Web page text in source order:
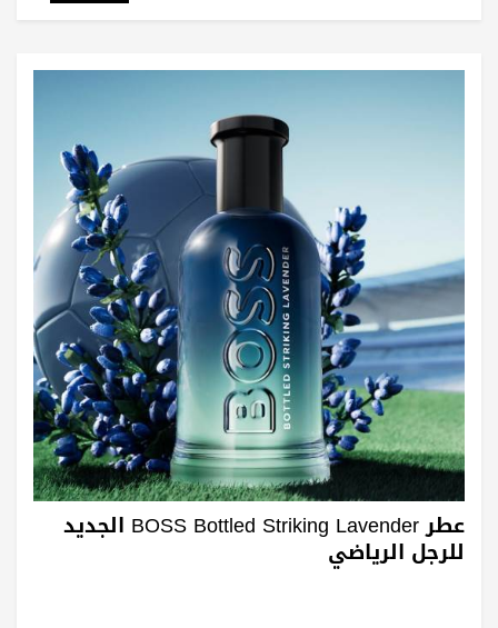
عطر BOSS Bottled Striking Lavender الجديد
للرجل الرياضي